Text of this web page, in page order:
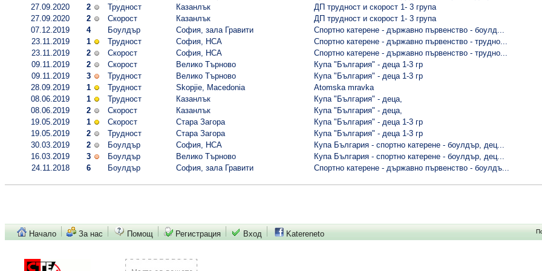
27.09.2020
2 Трудност Казанлък
ДП трудност и скорост 1- 3 група
27.09.2020
2 Скорост Казанлък
ДП трудност и скорост 1- 3 група
07.12.2019
4 Боулдър София, зала Гравити
Спортно катерене - държавно първенство - боулд...
23.11.2019
1 Трудност София, НСА
Спортно катерене - държавно първенство - трудно...
23.11.2019
2 Скорост София, НСА
Спортно катерене - държавно първенство - трудно...
09.11.2019
2 Скорост Велико Търново
Купа "България" - деца 1-3 гр
09.11.2019
3 Трудност Велико Търново
Купа "България" - деца 1-3 гр
28.09.2019
1 Трудност Skopjie, Macedonia
Atomska mravka
08.06.2019
1 Трудност Казанлък
Купа "България" - деца,
08.06.2019
2 Скорост Казанлък
Купа "България" - деца,
19.05.2019
1 Скорост Стара Загора
Купа "България" - деца 1-3 гр
19.05.2019
2 Трудност Стара Загора
Купа "България" - деца 1-3 гр
30.03.2019
2 Боулдър София, НСА
Купа България - спортно катерене - боулдър, дец...
16.03.2019
3 Боулдър Велико Търново
Купа България - спортно катерене - боулдър, дец...
24.11.2018
6 Боулдър София, зала Гравити Спортно катерене - държавно първенство - боулдъ...
Начало За нас Помощ Регистрация Вход Katereneto